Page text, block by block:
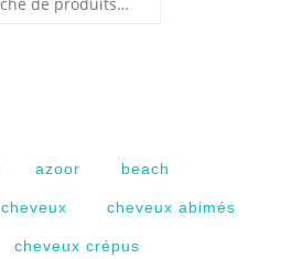
azoor beach
cheveux cheveux abimés
cheveux crépus